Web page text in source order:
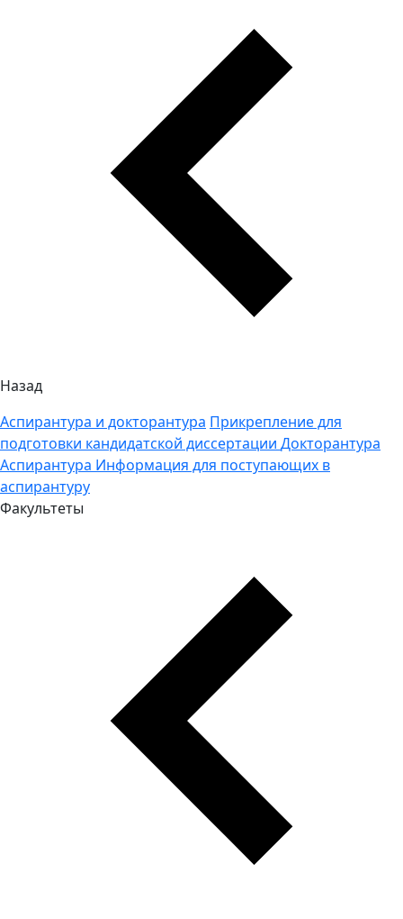
Назад
Аспирантура и докторантура Прикрепление для
подготовки кандидатской диссертации Докторантура
Аспирантура Информация для поступающих в
аспирантуру
Факультеты